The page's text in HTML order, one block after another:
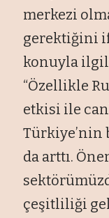
merkezi
gerektiğini
konuyla
“Özellikle
etkisi ile
Türkiye’nin
da arttı.
çeşitliliği